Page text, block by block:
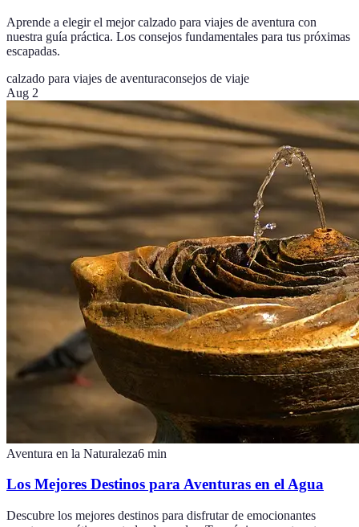
Aprende a elegir el mejor calzado para viajes de aventura con
nuestra guía práctica. Los consejos fundamentales para tus próximas
escapadas.
calzado para viajes de aventuraconsejos de viaje
Aug 2
Aventura en la Naturaleza6 min
Los Mejores Destinos para Aventuras en el Agua
Descubre los mejores destinos para disfrutar de emocionantes